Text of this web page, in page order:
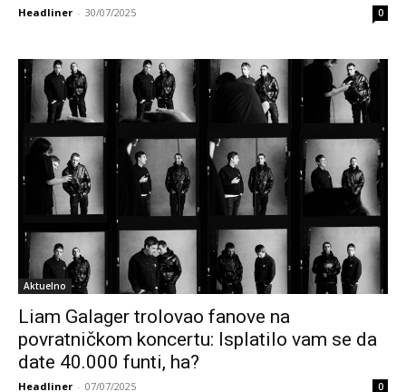
Headliner - 30/07/2025 0
Aktuelno
Liam Galager trolovao fanove na
povratničkom koncertu: Isplatilo vam se da
date 40.000 funti, ha?
Headliner - 07/07/2025 0